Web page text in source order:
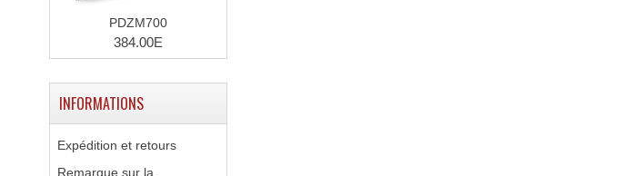
PDZM700
384.00E
INFORMATIONS
Expédition et retours
Remarque sur la